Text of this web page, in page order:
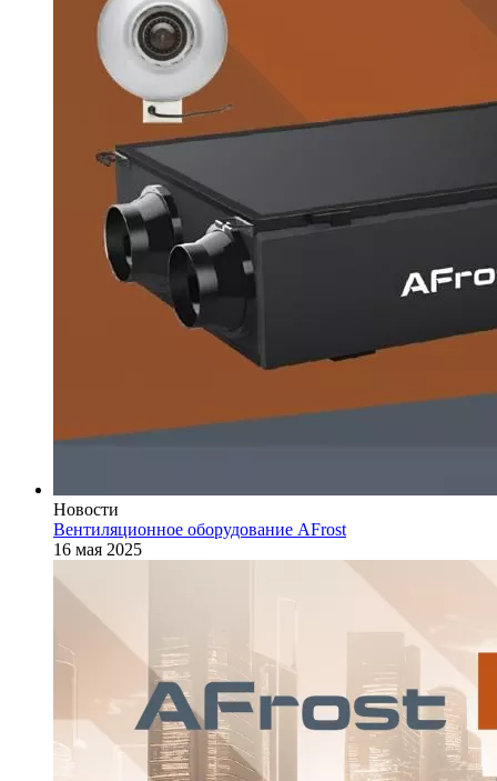
Новости
Вентиляционное оборудование AFrost
16 мая 2025